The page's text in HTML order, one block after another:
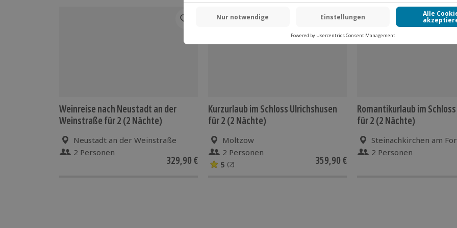
Weinreise nach Neustadt an der
Weinstraße für 2 (2 Nächte)
Neustadt an der Weinstraße
2 Personen
329,90 €
-15% CLUB DEAL
Kurzurlaub im Schloss Ulrichshusen
für 2 (2 Nächte)
Moltzow
2 Personen
5 (2) 359,90 €
Romantikurlaub im
für 2 (2 Nächte)
Steinachkirchen am
2 Personen